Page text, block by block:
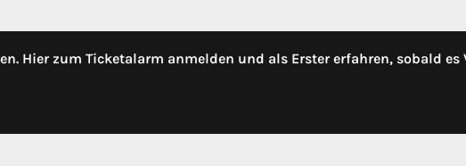
Hier zum Ticketalarm anmelden und als Erster erfahren, sobald